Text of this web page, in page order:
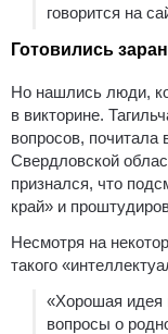
говорится на
Готовились
Но нашлись люди,
в викторине.
вопросов, почитала
Свердловской
признался, что
край» и
Несмотря на
такого
«Хорошая идея
вопросы о